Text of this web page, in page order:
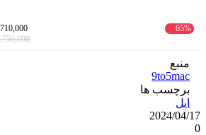
65%
منبع
9to5mac
برچسب ها
اپل
2024/04/17
0